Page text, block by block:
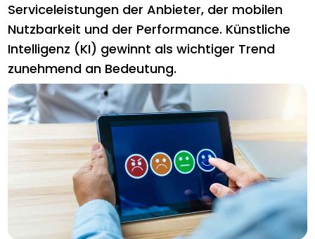
Serviceleistungen der Anbieter, der mobilen
Nutzbarkeit und der Performance. Künstliche
Intelligenz (KI) gewinnt als wichtiger Trend
zunehmend an Bedeutung.